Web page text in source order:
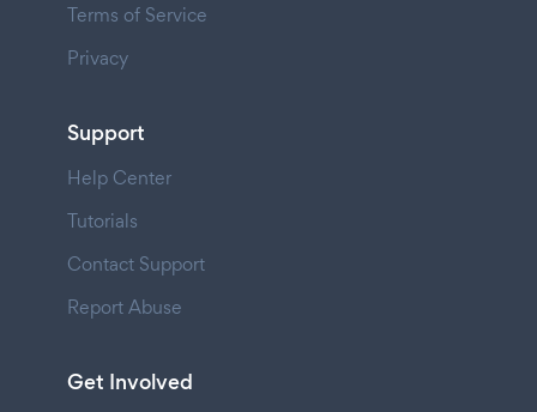
Terms of Service
Privacy
Support
Help Center
Tutorials
Contact Support
Report Abuse
Get Involved